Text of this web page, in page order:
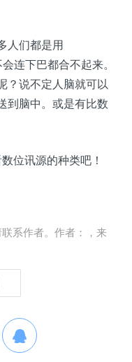
人们都是用
连下巴都合不起来。
？说不定人脑就可以
到脑中。或是有比数
位讯源的种类吧！
系作者。作者：，来